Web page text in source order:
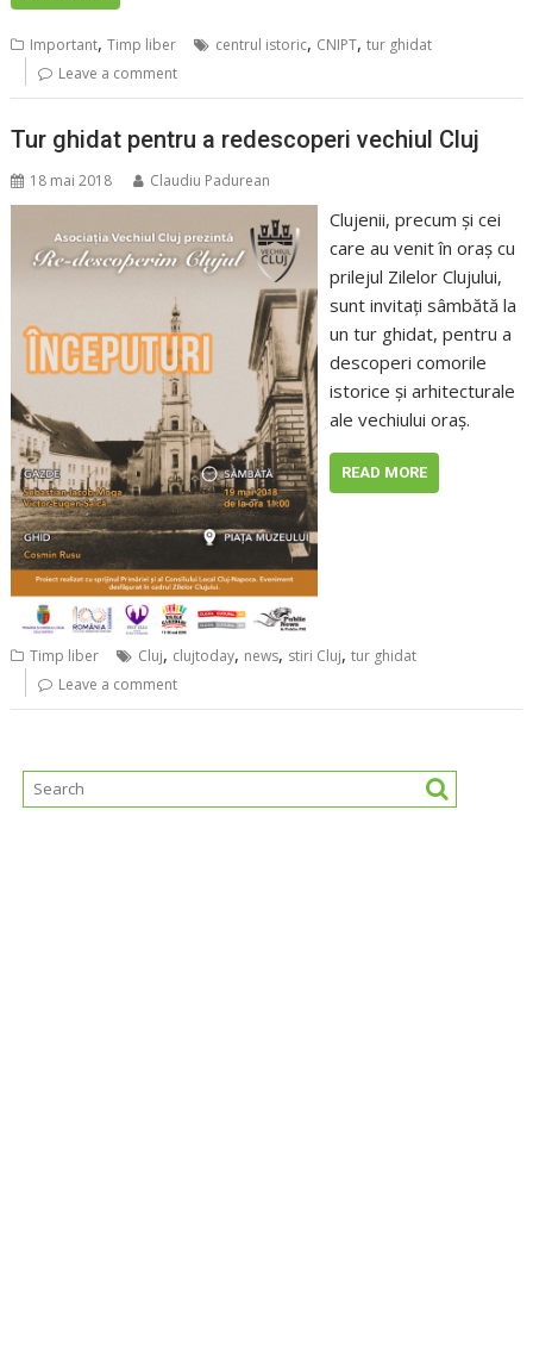
Important,Timp liber centrul istoric, CNIPT,tur ghidat
Leave a comment
Tur ghidat pentru a redescoperi vechiul Cluj
18 mai 2018 Claudiu Padurean
Clujenii, precum şi cei
care au venit în oraş cu
prilejul Zilelor Clujului,
sunt invitaţi sâmbătă la
un tur ghidat, pentru a
descoperi comorile
istorice şi arhitecturale
ale vechiului oraş.
READ MORE
Timp liber Cluj, clujtoday, news, stiri Cluj,tur ghidat
Leave a comment